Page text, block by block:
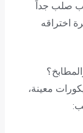
صلب جداً
اختراقه
معينة،